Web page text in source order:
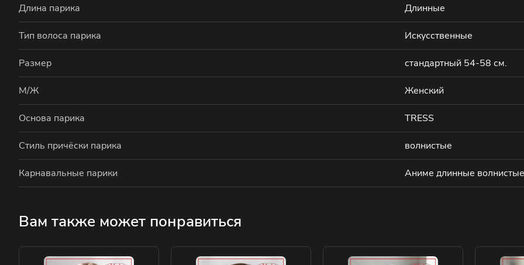
Длина парика Длинные
Тип волоса парика Искусственные
Размер стандартный 54-58 см.
М/Ж Женский
Основа парика TRESS
Стиль причёски парика волнистые
Карнавальные парики Аниме длинные волнистые
Вам также может понравиться